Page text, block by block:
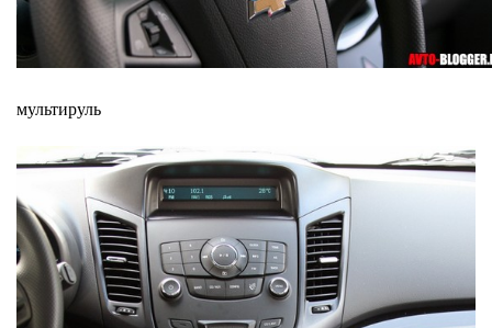
мультируль